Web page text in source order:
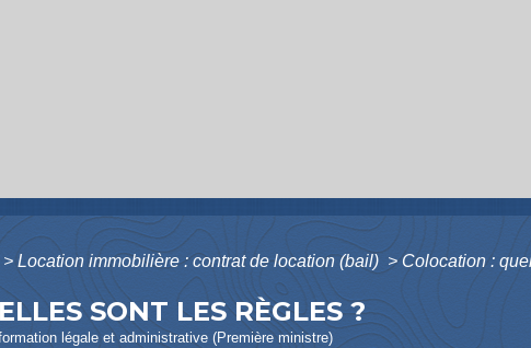
> Location immobilière : contrat de location (bail) > Colocation :
SONT LES RÈGLES ?
légale et administrative (Première ministre)